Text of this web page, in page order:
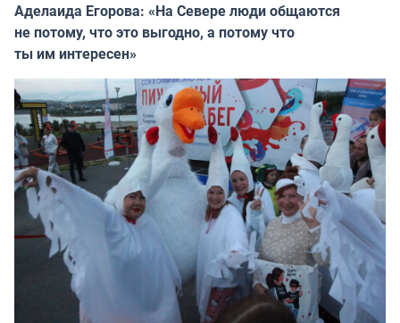
Аделаида Егорова: «На Севере люди общаются
не потому, что это выгодно, а потому что
ты им интересен»